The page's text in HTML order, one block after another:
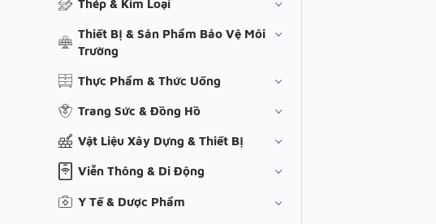
Thép & Kim Loại
Thiết Bị & Sản Phẩm Bảo Vệ Môi
Trường
Thực Phẩm & Thức Uống
Trang Sức & Đồng Hồ
Vật Liệu Xây Dựng & Thiết Bị
Viễn Thông & Di Động
Y Tế & Dược Phẩm